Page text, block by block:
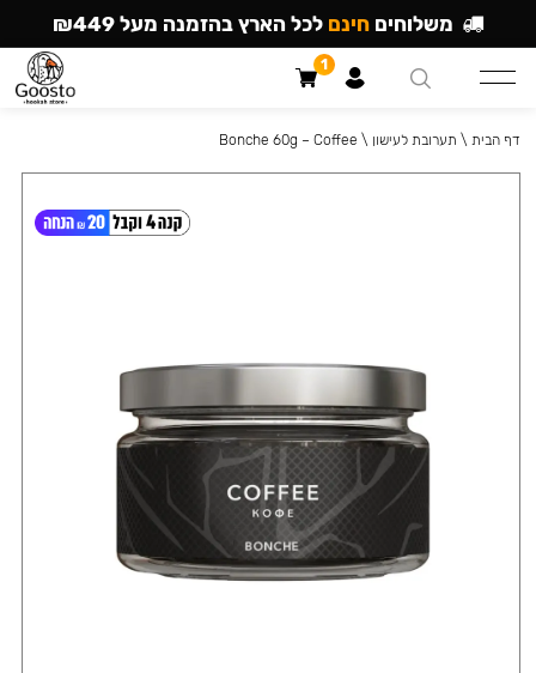
דף הבית \ תערובת לעישון \
Bonche 60g – Coffee
משלוחים חינם לכל הארץ בהזמנה מעל ₪449
1